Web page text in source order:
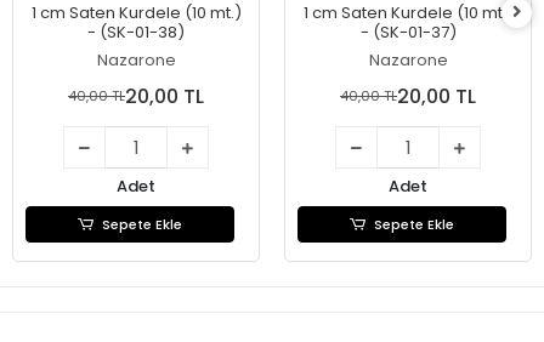
1 cm Saten Kurdele (10 mt.)
- (SK-01-38)
Nazarone
40,00 TL20,00 TL
Adet
Sepete Ekle
1 cm Saten Kurdele (10 mt.)
- (SK-01-37)
Nazarone
40,00 TL20,00 TL
Adet
Sepete Ekle